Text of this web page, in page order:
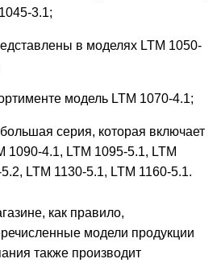
3.1;
в моделях LTM 1050-
модель LTM 1070-4.1;
серия, которая включает
4.1, LTM 1095-5.1, LTM
LTM 1130-5.1, LTM 1160-5.1.
как правило,
модели продукции
также производит